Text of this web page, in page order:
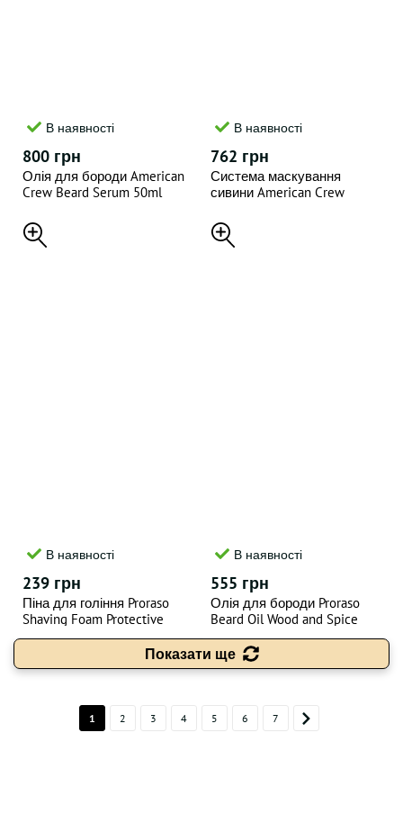
В наявності
800 грн
Олія для бороди American
Crew Beard Serum 50ml
В наявності
762 грн
Система маскування
сивини American Crew
Dark
В наявності
239 грн
Піна для гоління Proraso
Shaving Foam Protective
300ML
В наявності
555 грн
Олія для бороди Proraso
Beard Oil Wood and Spice
30ML
Показати ще
1 2 3 4 5 6 7